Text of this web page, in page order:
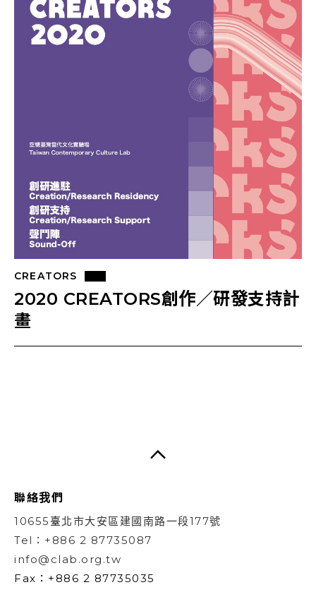
CREATORS
2020 CREATORS創作／研發支持計
畫
聯絡我們
10655臺北市大安區建國南路一段177號
Tel：+886 2 87735087
info@clab.org.tw
Fax：+886 2 87735035